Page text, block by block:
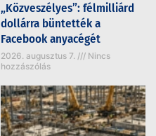
„Közveszélyes”: félmilliárd
dollárra büntették a
Facebook anyacégét
2026. augusztus 7.
Nincs
hozzászólás